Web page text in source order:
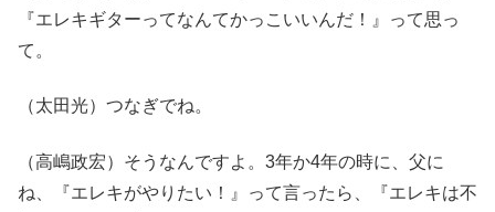
『エレキギターってなんてかっこいいんだ！』って思っ
て。
（太田光）つなぎでね。
（高嶋政宏）そうなんですよ。3年か4年の時に、父に
ね、『エレキがやりたい！』って言ったら、『エレキは不